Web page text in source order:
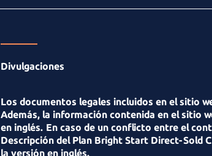
Divulgaciones
Los documentos legales incluidos en el sitio
Además, la información contenida en el sitio
en inglés. En caso de un conflicto entre el
Descripción del Plan Bright Start Direct-Sold
la versión en inglés.